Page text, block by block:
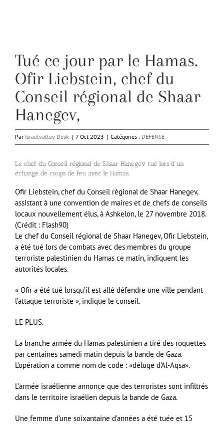
Tué ce jour par le Hamas.
Ofir Liebstein, chef du
Conseil régional de Shaar
Hanegev,
Par Israelvalley Desk | 7 Oct 2023 | Catégories : DEFENSE
Le chef du Conseil régional de Shaar Hanegev tué lors d’un
échange de coups de feu avec le Hamas.
Ofir Liebstein, chef du Conseil régional de Shaar Hanegev,
assistant à une convention de maires et de chefs de conseils
locaux nouvellement élus, à Ashkelon, le 27 novembre 2018.
(Crédit : Flash90)
Le chef du Conseil régional de Shaar Hanegev, Ofir Liebstein,
a été tué lors de combats avec des membres du groupe
terroriste palestinien du Hamas ce matin, indiquent les
autorités locales.
« Ofir a été tué lorsqu’il est allé défendre une ville pendant
l’attaque terroriste », indique le conseil.
LE PLUS.
La branche armée du Hamas palestinien a tiré des roquettes
par centaines samedi matin depuis la bande de Gaza.
L’opération a comme nom de code : «déluge d’Al-Aqsa».
L’armée israélienne annonce que des terroristes sont infiltrés
dans le territoire israélien depuis la bande de Gaza.
Une femme d’une soixantaine d’années a été tuée et 15